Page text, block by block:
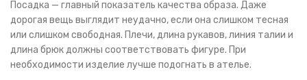
Посадка — главный показатель качества образа. Даже
дорогая вещь выглядит неудачно, если она слишком тесная
или слишком свободная. Плечи, длина рукавов, линия талии и
длина брюк должны соответствовать фигуре. При
необходимости изделие лучше подогнать в ателье.